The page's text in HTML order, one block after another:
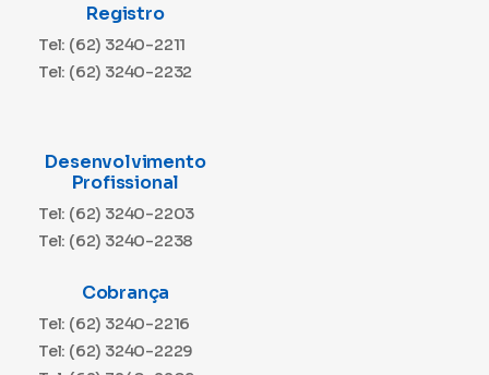
Registro
Tel: (62) 3240-2211
Tel: (62) 3240-2232
Desenvolvimento
Profissional
Tel: (62) 3240-2203
Tel: (62) 3240-2238
Cobrança
Tel: (62) 3240-2216
Tel: (62) 3240-2229